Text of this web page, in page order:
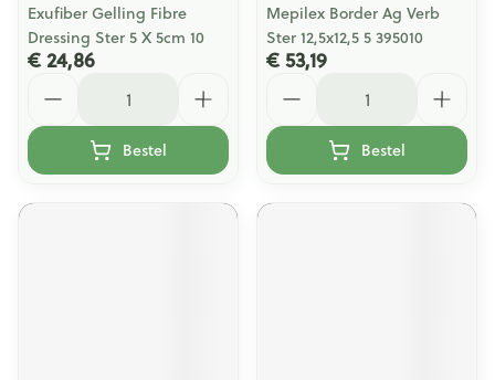
Exufiber Gelling Fibre
Dressing Ster 5 X 5cm 10
€ 24,86
Bestel
Mepilex Border Ag Verb
Ster 12,5x12,5 5 395010
€ 53,19
Bestel